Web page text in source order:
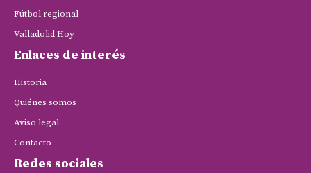
Fútbol regional
Valladolid Hoy
Enlaces de interés
Historia
Quiénes somos
Aviso legal
Contacto
Redes sociales